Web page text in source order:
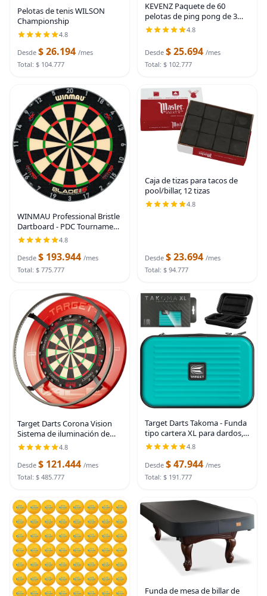
Pelotas de tenis WILSON
Championship
4.8
Desde $ 26.194 /mes
Total: $ 104.777
KEVENZ Paquete de 60
pelotas de ping pong de 3
estrellas, pelota de tenis de
mesa avanzada de 1.57
pulgadas + mm, pelotas de
ping pong al aire
4.8
Desde $ 25.694 /mes
Total: $ 102.777
WINMAU Professional Bristle
Dartboard - PDC Tournament
Board with Official
Tournament Specifications -
Available in Blade 6 Single,
Dual, Triple
4.8
Desde $ 193.944 /mes
Total: $ 775.777
Caja de tizas para tacos de
pool/billar, 12 tizas
4.8
Desde $ 23.694 /mes
Total: $ 94.777
Target Darts Corona Vision
Sistema de iluminación de
diana de dardos, marco
negro | Anillo de luz LED
blanco envolvente con pies
magnéticos | Luz de
4.8
Desde $ 121.444 /mes
Total: $ 485.777
Target Darts Takoma - Funda
tipo cartera XL para dardos,
color aguamarina, con
capacidad para 6 dardos,
soporte protector de EVA con
bolsas de doble
4.8
Desde $ 47.944 /mes
Total: $ 191.777
Funda de mesa de billar de